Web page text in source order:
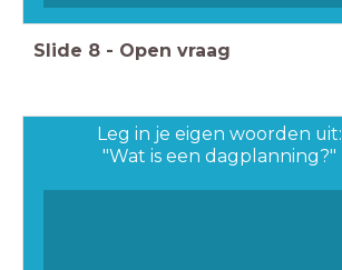
Slide 8 - Open vraag
Leg in je eigen woorden uit:
"Wat is een dagplanning?"